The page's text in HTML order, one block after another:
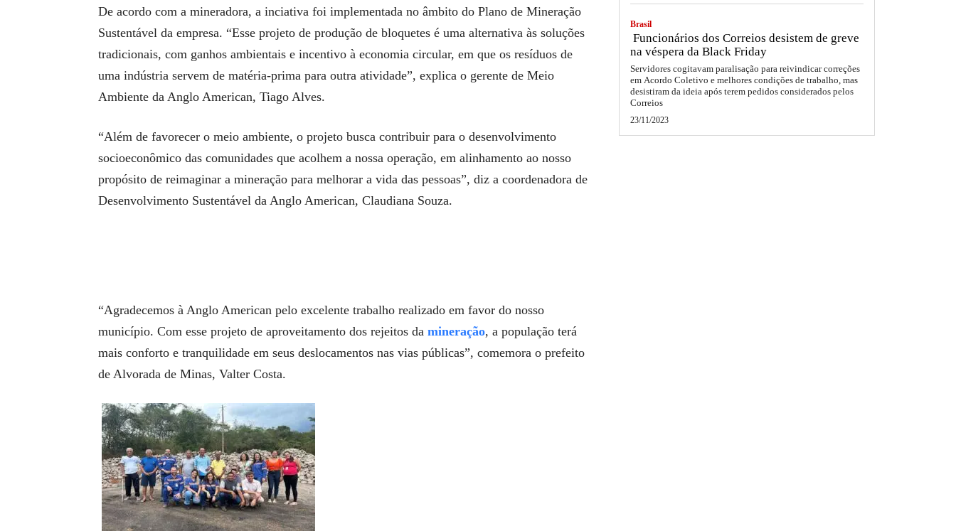
De acordo com a mineradora, a inciativa foi implementada no âmbito do Plano de Mineração
Sustentável da empresa. “Esse projeto de produção de bloquetes é uma alternativa às soluções
tradicionais, com ganhos ambientais e incentivo à economia circular, em que os resíduos de
uma indústria servem de matéria-prima para outra atividade”, explica o gerente de Meio
Ambiente da Anglo American, Tiago Alves.
“Além de favorecer o meio ambiente, o projeto busca contribuir para o desenvolvimento
socioeconômico das comunidades que acolhem a nossa operação, em alinhamento ao nosso
propósito de reimaginar a mineração para melhorar a vida das pessoas”, diz a coordenadora de
Desenvolvimento Sustentável da Anglo American, Claudiana Souza.
“Agradecemos à Anglo American pelo excelente trabalho realizado em favor do nosso
município. Com esse projeto de aproveitamento dos rejeitos da mineração, a população terá
mais conforto e tranquilidade em seus deslocamentos nas vias públicas”, comemora o prefeito
de Alvorada de Minas, Valter Costa.
Brasil
Funcionários dos Correios desistem de greve
na véspera da Black Friday
Servidores cogitavam paralisação para reivindicar correções
em Acordo Coletivo e melhores condições de trabalho, mas
desistiram da ideia após terem pedidos considerados pelos
Correios
23/11/2023